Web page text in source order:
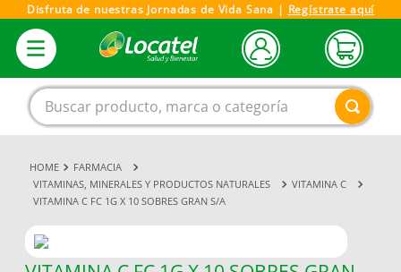
Disfruta de nuestras Jornadas de Vida Sana | Regístrate aquí
Buscar producto, marca o categoría
FARMACIA
VITAMINAS, MINERALES Y PRODUCTOS NATURALES
VITAMINA C
VITAMINA C FC 1G X 10 SOBRES GRAN S/A
1.
magnesio
.
omega 3
3 .
4.
vitamina c